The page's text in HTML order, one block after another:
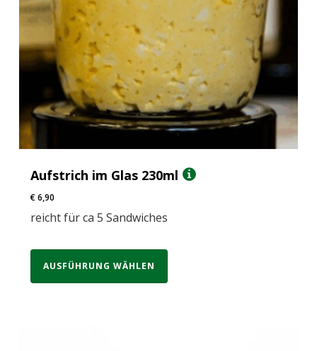
Aufstrich im Glas 230ml
€6,90
reicht für ca 5 Sandwiches
AUSFÜHRUNG WÄHLEN